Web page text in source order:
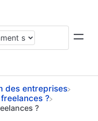
des entreprises
?
?